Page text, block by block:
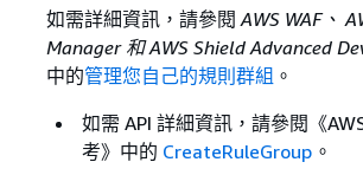
如需詳細資訊，請參閱AWS WAF、
Manager 和 AWS Shield Advanced
中的管理您自己的規則群組 。
如需 API 詳細資訊，請參閱《
考》 中的 CreateRuleGroup 。